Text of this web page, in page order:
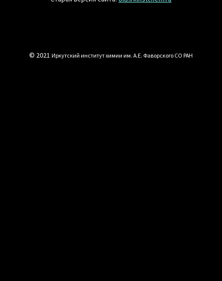
© 2021 Иркутский институт химии им. А.Е. Фаворского СО РАН